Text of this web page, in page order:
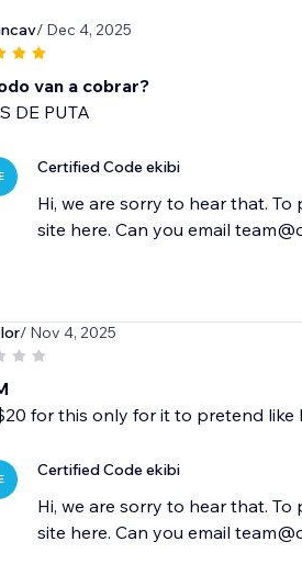
/ Dec 4, 2025
van a cobrar?
DE PUTA
Certified Code ekibi
Hi, we are sorry to hear that.
site here. Can you email
/ Nov 4, 2025
for this only for it to pretend
Certified Code ekibi
Hi, we are sorry to hear that.
site here. Can you email